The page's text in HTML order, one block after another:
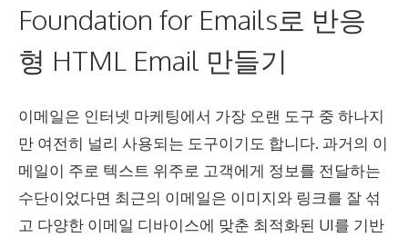
Foundation for Emails로 반응
형 HTML Email 만들기
이메일은 인터넷 마케팅에서 가장 오랜 도구 중 하나지
만 여전히 널리 사용되는 도구이기도 합니다. 과거의 이
메일이 주로 텍스트 위주로 고객에게 정보를 전달하는
수단이었다면 최근의 이메일은 이미지와 링크를 잘 섞
고 다양한 이메일 디바이스에 맞춘 최적화된 UI를 기반